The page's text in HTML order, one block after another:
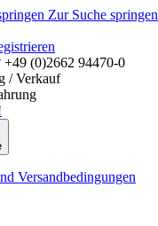
Zur Suche springen
+49 (0)2662 94470-0
/ Verkauf
Versandbedingungen